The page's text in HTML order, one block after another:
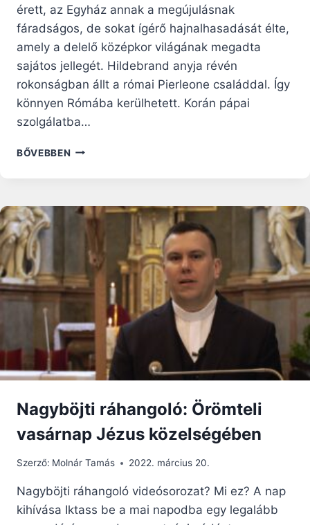
érett, az Egyház annak a megújulásnak
fáradságos, de sokat ígérő hajnalhasadását élte,
amely a delelő középkor világának megadta
sajátos jellegét. Hildebrand anyja révén
rokonságban állt a római Pierleone családdal. Így
könnyen Rómába kerülhetett. Korán pápai
szolgálatba…
BŐVEBBEN AZ
TISZTASÁGÁÉRT:
SZENT
GERGELY
PÁPA,
AKI
ELFELEDTE
HILDEBRANDOT
–
SZENTEK
ÉLETE
Nagyböjti ráhangoló: Örömteli
vasárnap Jézus közelségében
Szerző: Molnár Tamás 2022. március 20.
Nagyböjti ráhangoló videósorozat? Mi ez? A nap
kihívása Iktass be a mai napodba egy legalább